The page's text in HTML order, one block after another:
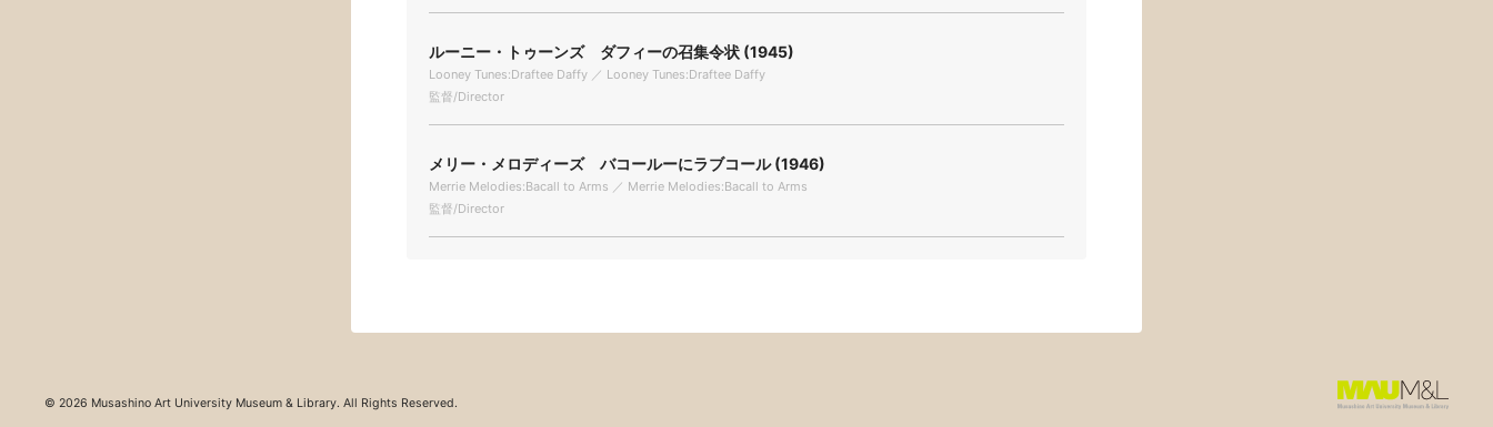
ルーニー・トゥーンズ ダフィーの召集令状 (1945)
Looney Tunes:Draftee Daffy ／ Looney Tunes:Draftee Daffy
監督/Director
メリー・メロディーズ バコールーにラブコール (1946)
Merrie Melodies:Bacall to Arms ／ Merrie Melodies:Bacall to Arms
監督/Director
© 2026 Musashino Art University Museum & Library. All Rights Reserved.